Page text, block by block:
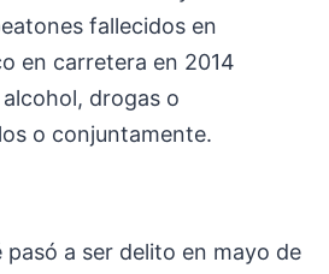
fallecidos en
en carretera en 2014
drogas o
o conjuntamente.
a ser delito en mayo de